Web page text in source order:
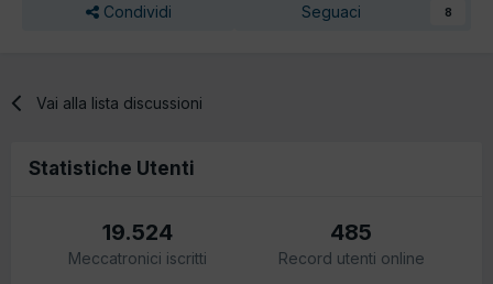
Condividi Seguaci 8
Vai alla lista discussioni
Statistiche Utenti
19.524
Meccatronici iscritti
485
Record utenti online